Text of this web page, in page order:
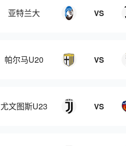
亚特兰大 VS
帕尔马U20 VS
尤文图斯U23 VS